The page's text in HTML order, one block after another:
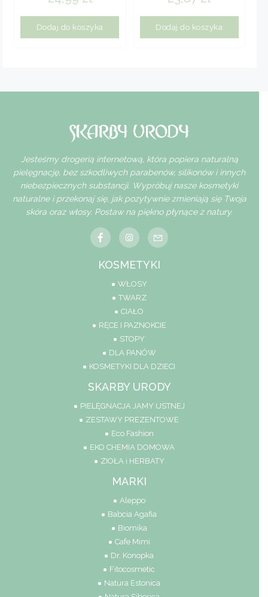
Dodaj do koszyka Dodaj do koszyka
Jesteśmy drogerią internetową, która popiera naturalną
pielęgnację, bez szkodliwych parabenów, silikonów i innych
niebezpiecznych substancji. Wypróbuj nasze kosmetyki
naturalne i przekonaj się, jak pozytywnie zmieniają się Twoja
skóra oraz włosy. Postaw na piękno płynące z natury.
KOSMETYKI
WŁOSY
TWARZ
CIAŁO
RĘCE I PAZNOKCIE
STOPY
DLA PANÓW
KOSMETYKI DLA DZIECI
SKARBY URODY
PIELĘGNACJA JAMY USTNEJ
ZESTAWY PREZENTOWE
Eco Fashion
EKO CHEMIA DOMOWA
ZIOŁA i HERBATY
MARKI
Aleppo
Babcia Agafia
Biomika
Cafe Mimi
Dr. Konopka
Fitocosmetic
Natura Estonica